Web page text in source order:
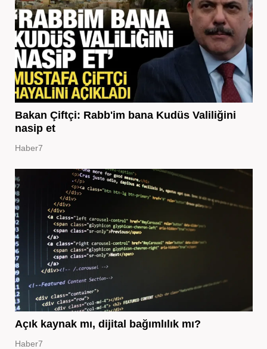
Bakan Çiftçi: Rabb'im bana Kudüs Valiliğini
nasip et
Haber7
Açık kaynak mı, dijital bağımlılık mı?
Haber7